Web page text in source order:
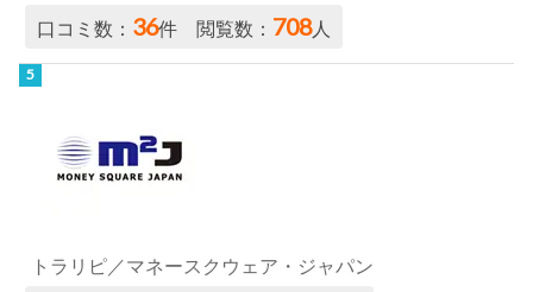
口コミ数： 36件 閲覧数： 708人
トラリピ／マネースクウェア・ジャパン